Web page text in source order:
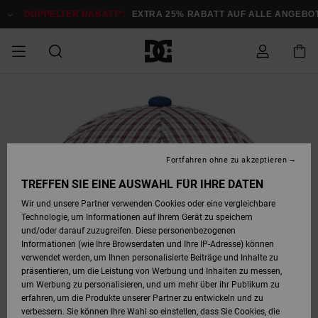
Produktinformation
DOPPELTER RABATT*: EXTRA 25% RABATT AUF ALLE ANGEBOTE
SALE MÄNNER
Sale
Accessoires
SALE SNOW
T-Shirts
Jacken &
SALE FRAUEN Snow
SALE KINDER
Sale
Sale
Sale Snow
Jacken &
Hoodies &
ESSENTIALS
Court Graffik
Lynx
Pure
Net
Alle ansehen
HIGHLIGHTS Ducati
DC Command
Manteca
Construct
Ascend
SCHUHE
Skate
Sneakers
Sandalen
Winterschuhe
Snowboard
BEKLEIDUNG
Sweatshirts
T-shirts
Hemden
Jeans
Jacken &
ACCESSOIRES
Mützen
Taschen &
ESSENTIALS
Court Graffik
Alle ansehen
HIGHLIGHTS Astrix
DC Command
Manteca
Best Sellers
SCHUHE
Sneakers
Skate
Sandalen
Snowboard
Unisex
KLEIDUNG
Alle ansehen
KINDER
ESSENTIALS
Pure
Stag
SCHUHE Skate
Babyschuhe
Sneakers
Alle ansehen
BEKLEIDUNG
T-Shirts
Sweatshirts &
Hemden
ACCESSOIRES
Mützen
Taschen
Alle ansehen
SKATE
SKATE SHOP
Alle ansehen
COMMUNITY
SNOW SHOP FÜR
MÄNNER
Snowboard
Winterschuhe
Polarfleece &
Softshells
FRAUEN
Schneejacken
Alle ansehen
SNOW SHOP FÜR
KINDER
Mützen
Alle ansehen
Auf meine
Bestellung
zugreifen
Versand
Retouren
Bezahlung
Geschenkkarte
TREFFEN SIE EINE AUSWAHL FÜR IHRE DATEN
Wir und unsere Partner verwenden Cookies oder eine vergleichbare
Technologie, um Informationen auf Ihrem Gerät zu speichern
und/oder darauf zuzugreifen. Diese personenbezogenen
Informationen (wie Ihre Browserdaten und Ihre IP-Adresse) können
verwendet werden, um Ihnen personalisierte Beiträge und Inhalte zu
präsentieren, um die Leistung von Werbung und Inhalten zu messen,
um Werbung zu personalisieren, und um mehr über ihr Publikum zu
erfahren, um die Produkte unserer Partner zu entwickeln und zu
verbessern. Sie können Ihre Wahl so einstellen, dass Sie Cookies, die
Fortfahren ohne zu akzeptieren